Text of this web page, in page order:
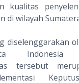
kualitas
di wilayah
diselenggarakan
Indonesia
tersebut